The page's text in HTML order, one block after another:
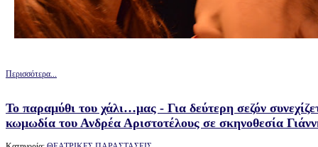
Περισσότερα...
Το παραμύθι του χάλι…μας - Για δεύτερη σεζόν
κωμωδία του Ανδρέα Αριστοτέλους σε σκηνοθεσία